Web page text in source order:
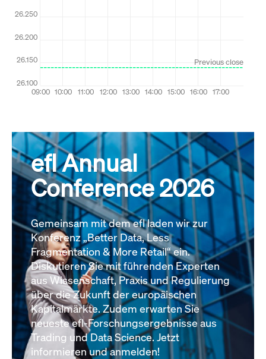
efl Annual
Conference 2026
Gemeinsam mit dem efl laden wir zur
Konferenz „Better Data, Less
Fragmentation & More Retail“ ein.
Diskutieren Sie mit führenden Experten
aus Wissenschaft, Praxis und Regulierung
über die Zukunft der europäischen
Kapitalmärkte. Zudem erwarten Sie
neueste efl-Forschungsergebnisse aus
Trading und Data Science. Jetzt
informieren und anmelden!